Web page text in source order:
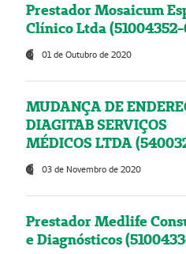
Prestador Mosaicum
Clínico Ltda
01 de Outubro de 2020
MUDANÇA DE
DIAGITAB SERVIÇOS
MÉDICOS LTDA
03 de Novembro de 2020
Prestador Medlife
e Diagnósticos